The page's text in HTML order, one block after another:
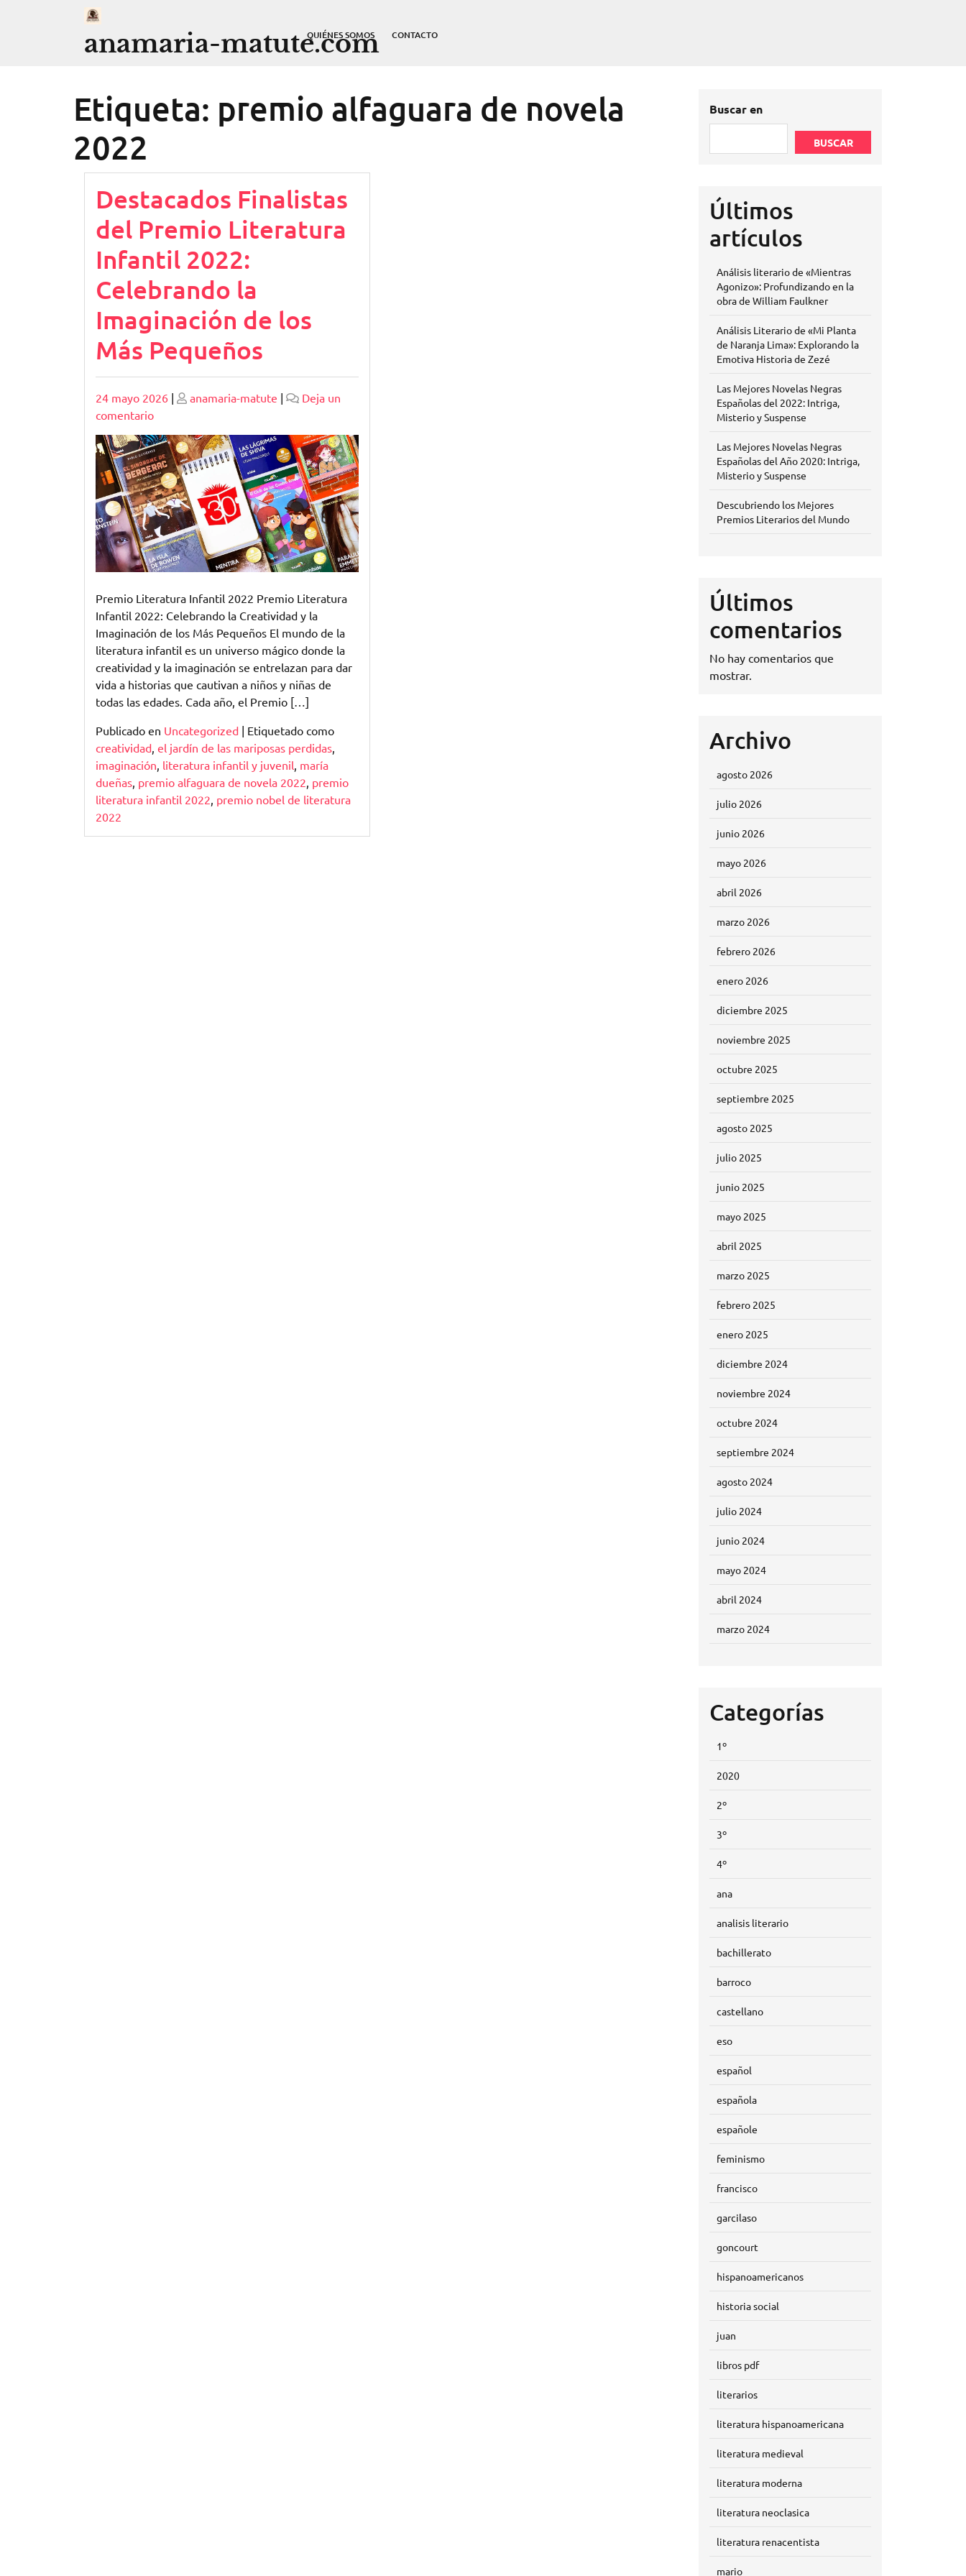
anamaria-matute.com
QUIÉNES SOMOS CONTACTO
Etiqueta: premio alfaguara de novela
2022
Destacados Finalistas
del Premio Literatura
Infantil 2022:
Celebrando la
Imaginación de los
Más Pequeños
Publicado
24 mayo 2026 | Publicado
anamaria-matute |
Deja un
comentarioen
Destacados
Finalistas
del
Premio
Literatura
Infantil
2022:
Celebrando
la
de
los
Más
Pequeños
Premio Literatura Infantil 2022 Premio Literatura
Infantil 2022: Celebrando la Creatividad y la
Imaginación de los Más Pequeños El mundo de la
literatura infantil es un universo mágico donde la
creatividad y la imaginación se entrelazan para dar
vida a historias que cautivan a niños y niñas de
todas las edades. Cada año, el Premio […]
Publicado en Uncategorized | Etiquetado como
creatividad, el jardín de las mariposas perdidas,
imaginación, literatura infantil y juvenil, maría
dueñas, premio alfaguara de novela 2022, premio
literatura infantil 2022, premio nobel de literatura
2022
Buscar en
BUSCAR
Últimos
artículos
Análisis literario de «Mientras
Agonizo»: Profundizando en la
obra de William Faulkner
Análisis Literario de «Mi Planta
de Naranja Lima»: Explorando la
Emotiva Historia de Zezé
Las Mejores Novelas Negras
Españolas del 2022: Intriga,
Misterio y Suspense
Las Mejores Novelas Negras
Españolas del Año 2020: Intriga,
Misterio y Suspense
Descubriendo los Mejores
Premios Literarios del Mundo
Últimos
comentarios
No hay comentarios que
mostrar.
Archivo
agosto 2026
julio 2026
junio 2026
mayo 2026
abril 2026
marzo 2026
febrero 2026
enero 2026
diciembre 2025
noviembre 2025
octubre 2025
septiembre 2025
agosto 2025
julio 2025
junio 2025
mayo 2025
abril 2025
marzo 2025
febrero 2025
enero 2025
diciembre 2024
noviembre 2024
octubre 2024
septiembre 2024
agosto 2024
julio 2024
junio 2024
mayo 2024
abril 2024
marzo 2024
Categorías
1º
2020
2º
3º
4º
ana
analisis literario
bachillerato
barroco
castellano
eso
español
española
españole
feminismo
francisco
garcilaso
goncourt
hispanoamericanos
historia social
juan
libros pdf
literarios
literatura hispanoamericana
literatura medieval
literatura moderna
literatura neoclasica
literatura renacentista
mario